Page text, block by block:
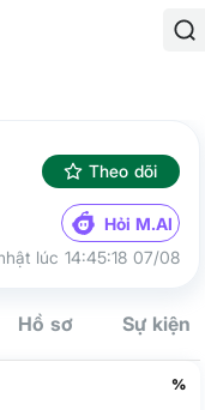
Theo dõi
Hỏi M.AI
lúc 14:45:18 07/08
Hồ sơ Sự kiện
%